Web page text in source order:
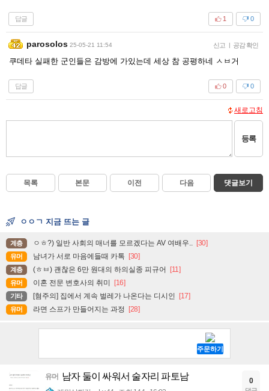
답글 0
1
parosolos 25-05-21 11:54 신고 | 공감 확인
쿠데타 실패한 군인들은 감방에 가있는데 세상 참 공평하네 ㅅㅂ거
답글 0
0
새로고침
등록
목록 본문 이전 다음 댓글보기
ㅇㅇㄱ 지금 뜨는 글
계층 ㅇㅎ?) 일반 사회의 매너를 모르겠다는 AV 여배우.. [30]
유머 남녀가 서로 마음에들때 카톡 [30]
계층 (ㅎㅂ) 괜찮은 6만 원대의 하의실종 피규어 [11]
유머 이혼 전문 변호사의 취미 [16]
기타 [혐주의] 집에서 계속 벌레가 나온다는 디시인 [17]
유머 라면 스프가 만들어지는 과정 [28]
유머 남자 둘이 싸워서 술자리 파토남 0